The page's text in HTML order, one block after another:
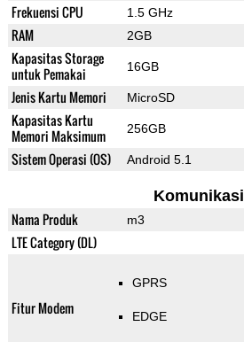
Frekuensi CPU 1.5 GHz
RAM 2GB
Kapasitas Storage
untuk Pemakai
16GB
Jenis Kartu Memori MicroSD
Kapasitas Kartu
Memori Maksimum
256GB
Sistem Operasi (OS) Android 5.1
Komunikasi
Nama Produk m3
LTE Category (DL)
Fitur Modem
GPRS
EDGE